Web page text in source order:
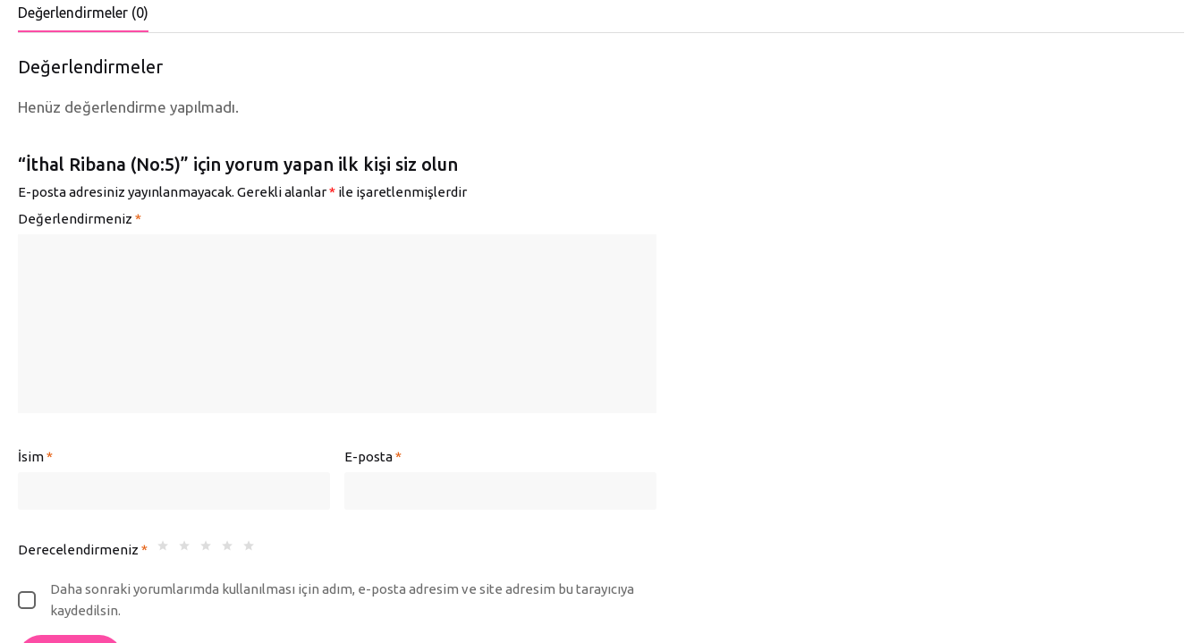
Değerlendirmeler (0)
Değerlendirmeler
Henüz değerlendirme yapılmadı.
“İthal Ribana (No:5)” için yorum yapan ilk kişi siz olun
E-posta adresiniz yayınlanmayacak. Gerekli alanlar* ile işaretlenmişlerdir
İsim* E-posta*
Derecelendirmeniz *
Değerlendirmeniz *
Daha sonraki yorumlarımda kullanılması için adım, e-posta adresim ve site adresim bu tarayıcıya
kaydedilsin.